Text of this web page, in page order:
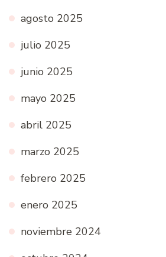
agosto 2025
julio 2025
junio 2025
mayo 2025
abril 2025
marzo 2025
febrero 2025
enero 2025
noviembre 2024